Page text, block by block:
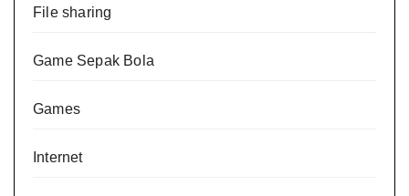
File sharing
Game Sepak Bola
Games
Internet